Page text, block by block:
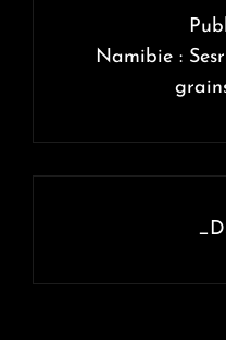
l’articleNamibie :